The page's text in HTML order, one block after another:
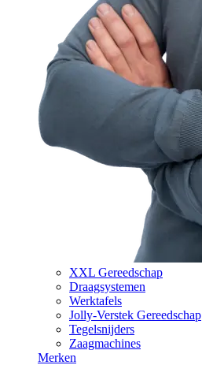
XXL Gereedschap
Draagsystemen
Werktafels
Jolly-Verstek Gereedschap
Tegelsnijders
Zaagmachines
Merken